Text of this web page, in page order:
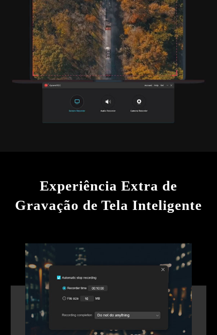
Experiência Extra de
Gravação de Tela Inteligente